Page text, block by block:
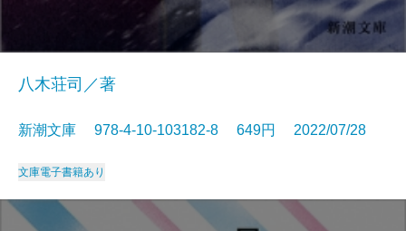
八木荘司／著
新潮文庫 978-4-10-103182-8 649円 2022/07/28
文庫電子書籍あり